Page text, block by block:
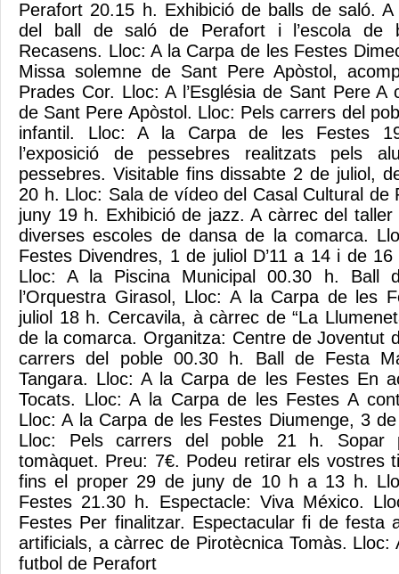
Perafort 20.15 h. Exhibició de balls de saló.
del ball de saló de Perafort i l’escola de
Recasens. Lloc: A la Carpa de les Festes
Missa solemne de Sant Pere Apòstol,
Prades Cor. Lloc: A l’Església de Sant Pere A
de Sant Pere Apòstol. Lloc: Pels carrers del
infantil. Lloc: A la Carpa de les Festes
l’exposició de pessebres realitzats pels
pessebres. Visitable fins dissabte 2 de juliol,
20 h. Lloc: Sala de vídeo del Casal Cultural de
juny 19 h. Exhibició de jazz. A càrrec del
diverses escoles de dansa de la comarca.
Festes Divendres, 1 de juliol D’11 a 14 i de
Lloc: A la Piscina Municipal 00.30 h. Ball
l’Orquestra Girasol, Lloc: A la Carpa de les
juliol 18 h. Cercavila, à càrrec de “La
de la comarca. Organitza: Centre de Joventut
carrers del poble 00.30 h. Ball de Festa
Tangara. Lloc: A la Carpa de les Festes En
Tocats. Lloc: A la Carpa de les Festes A
Lloc: A la Carpa de les Festes Diumenge, 3
Lloc: Pels carrers del poble 21 h. Sopar
tomàquet. Preu: 7€. Podeu retirar els vostres
fins el proper 29 de juny de 10 h a 13 h.
Festes 21.30 h. Espectacle: Viva México.
Festes Per finalitzar. Espectacular fi de festa
artificials, a càrrec de Pirotècnica Tomàs. Lloc:
futbol de Perafort